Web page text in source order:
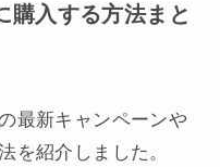
入する方法まと
最新キャンペーンや
を紹介しました。